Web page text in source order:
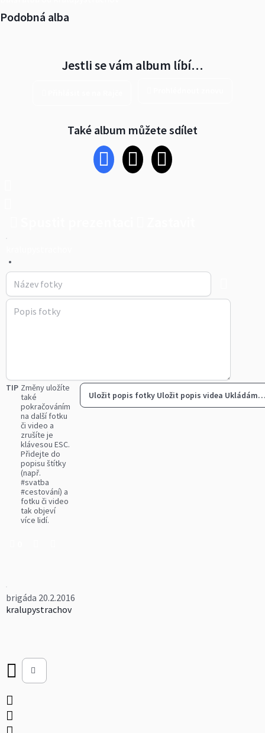
Podobná alba
Jestli se vám album líbí…
Také album můžete sdílet
•
TIP Změny uložíte
také
pokračováním
na další fotku
či video a
zrušíte je
klávesou ESC.
Přidejte do
popisu štítky
(např.
#svatba
#cestování) a
fotku či video
tak objeví
více lidí.
Uložit popis fotky Uložit popis videa
brigáda 20.2.2016
kralupystrachov